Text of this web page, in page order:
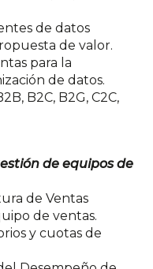
de datos
de valor.
para la
de datos.
B2C, B2G, C2C,
de equipos de
de Ventas
de ventas.
y cuotas de